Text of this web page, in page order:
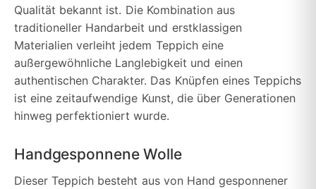
Qualität bekannt ist. Die Kombination aus
traditioneller Handarbeit und erstklassigen
Materialien verleiht jedem Teppich eine
außergewöhnliche Langlebigkeit und einen
authentischen Charakter. Das Knüpfen eines Teppichs
ist eine zeitaufwendige Kunst, die über Generationen
hinweg perfektioniert wurde.
Handgesponnene Wolle
Dieser Teppich besteht aus von Hand gesponnener